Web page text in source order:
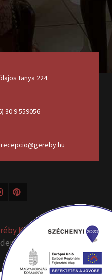
tanya 224.
30 9 559056
Kúria Hotel és
jog fenntartva.